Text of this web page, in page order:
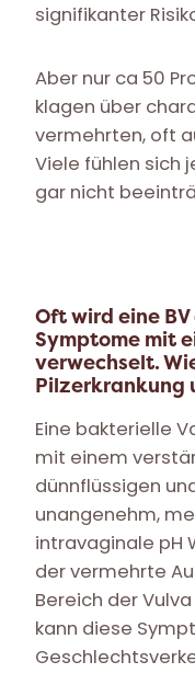
signifikanter
Aber nur ca 50
klagen über
vermehrten, oft
Viele fühlen sich
gar nicht
Oft wird eine
Symptome mit
verwechselt.
Pilzerkrankung
Eine bakterielle
mit einem
dünnflüssigen
unangenehm,
intravaginale pH
der vermehrte
Bereich der
kann diese